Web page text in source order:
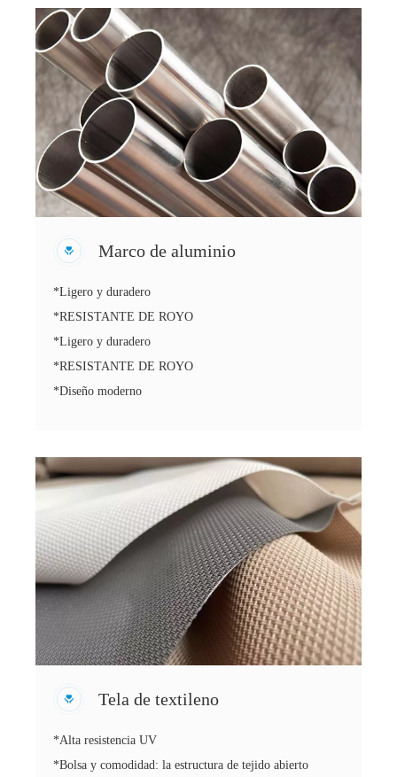
Marco de aluminio
*Ligero y duradero
*RESISTANTE DE ROYO
*Ligero y duradero
*RESISTANTE DE ROYO
*Diseño moderno
Tela de textileno
*Alta resistencia UV
*Bolsa y comodidad: la estructura de tejido abierto